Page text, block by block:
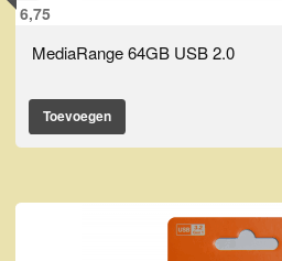
6,75
MediaRange 64GB USB 2.0
Toevoegen